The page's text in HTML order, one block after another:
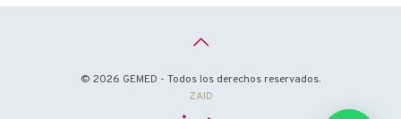
© 2026 GEMED - Todos los derechos reservados.
ZAID